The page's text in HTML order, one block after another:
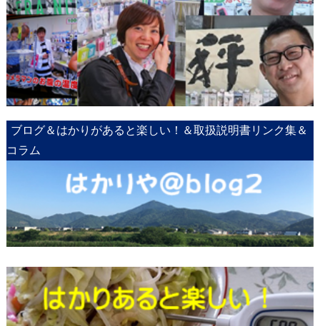
ブログ＆はかりがあると楽しい！＆取扱説明書リンク集＆
コラム